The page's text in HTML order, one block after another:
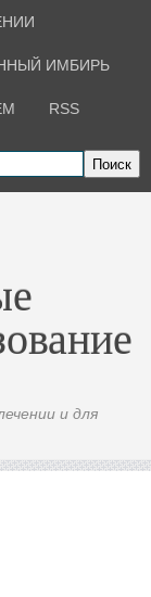
ИМБИРЬ
RSS
Поиск
и для